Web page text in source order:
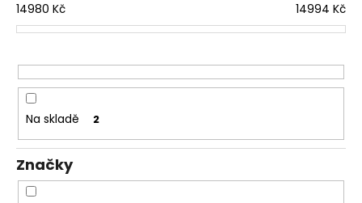
r
o
u
k
ů
14980 Kč 14994 Kč
Na skladě 2
Značky
o
p
o
č
u
j